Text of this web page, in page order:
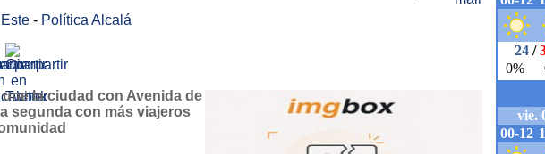
- Política Alcalá
une la ciudad con Avenida de
segunda con más viajeros